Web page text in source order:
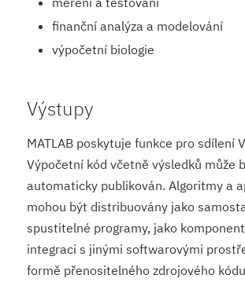
finanční analýza a modelování
výpočetní biologie
Výstupy
MATLAB poskytuje funkce pro sdílení
Výpočetní kód včetně výsledků může
automaticky publikován. Algoritmy a
mohou být distribuovány jako
spustitelné programy, jako
integraci s jinými softwarovými
formě přenositelného zdrojového